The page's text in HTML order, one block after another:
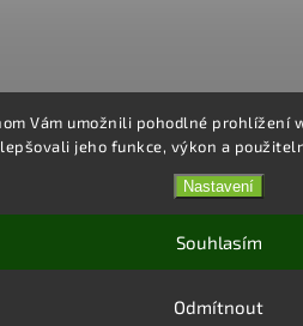
Vám umožnili pohodlné
jeho funkce, výkon a
Nastavení
Odmítnout
Souhlasím